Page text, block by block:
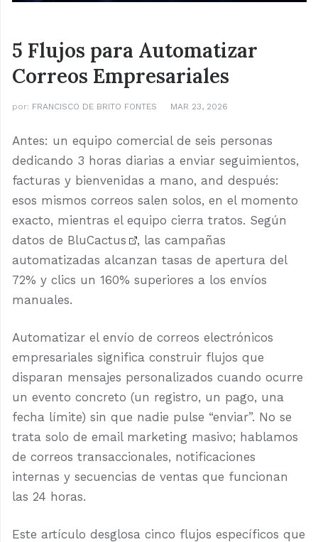
5 Flujos para Automatizar
Correos Empresariales
por: FRANCISCO DE BRITO FONTES MAR 23, 2026
Antes: un equipo comercial de seis personas
dedicando 3 horas diarias a enviar seguimientos,
facturas y bienvenidas a mano, and después:
esos mismos correos salen solos, en el momento
exacto, mientras el equipo cierra tratos. Según
datos de BluCactus
, las campañas
automatizadas alcanzan tasas de apertura del
72% y clics un 160% superiores a los envíos
manuales.
Automatizar el envío de correos electrónicos
empresariales significa construir flujos que
disparan mensajes personalizados cuando ocurre
un evento concreto (un registro, un pago, una
fecha límite) sin que nadie pulse “enviar”. No se
trata solo de email marketing masivo; hablamos
de correos transaccionales, notificaciones
internas y secuencias de ventas que funcionan
las 24 horas.
Este artículo desglosa cinco flujos específicos que